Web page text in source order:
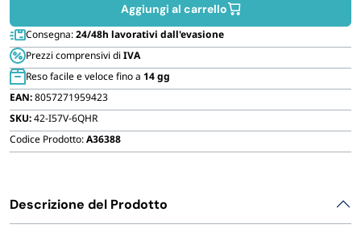
FORNITURE SETTORE HO.RE.CA
BIODEGRADABILE
per
cartucce
fino
a
310
ml
quantità
Aggiungi al carrello
Consegna:24/48h lavorativi dall'evasione
Prezzi comprensivi di IVA
Reso facile e veloce fino a 14 gg
EAN:8057271959423
SKU:42-I57V-6QHR
Codice Prodotto:A36388
Descrizione del Prodotto